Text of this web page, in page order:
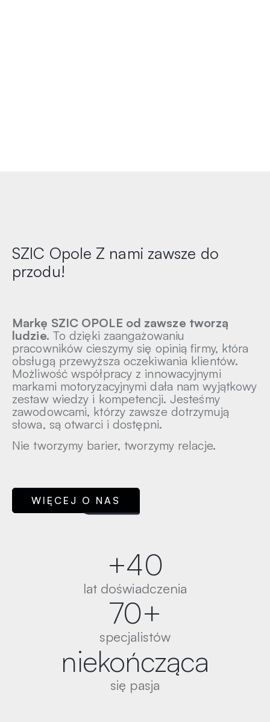
SZIC Opole Z nami zawsze do
przodu!
Markę SZIC OPOLE od zawsze tworzą
ludzie. To dzięki zaangażowaniu
pracowników cieszymy się opinią firmy, która
obsługą przewyższa oczekiwania klientów.
Możliwość współpracy z innowacyjnymi
markami motoryzacyjnymi dała nam wyjątkowy
zestaw wiedzy i kompetencji. Jesteśmy
zawodowcami, którzy zawsze dotrzymują
słowa, są otwarci i dostępni.
Nie tworzymy barier, tworzymy relacje.
WIĘCEJ O NAS
lat doświadczenia
+40
specjalistów
70+
niekończąca
się pasja